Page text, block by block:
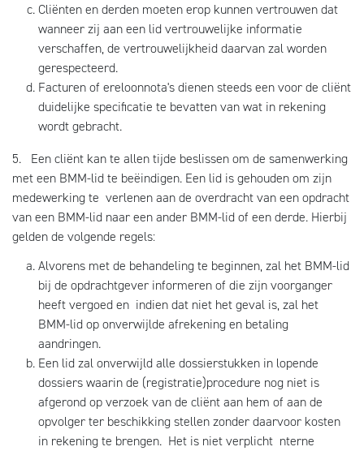
Cliënten en derden moeten erop kunnen vertrouwen dat
wanneer zij aan een lid vertrouwelijke informatie
verschaffen, de vertrouwelijkheid daarvan zal worden
gerespecteerd.
Facturen of ereloonnota's dienen steeds een voor de cliënt
duidelijke specificatie te bevatten van wat in rekening
wordt gebracht.
5. Een cliënt kan te allen tijde beslissen om de samenwerking
met een BMM-lid te beëindigen. Een lid is gehouden om zijn
medewerking te verlenen aan de overdracht van een opdracht
van een BMM-lid naar een ander BMM-lid of een derde. Hierbij
gelden de volgende regels:
Alvorens met de behandeling te beginnen, zal het BMM-lid
bij de opdrachtgever informeren of die zijn voorganger
heeft vergoed en indien dat niet het geval is, zal het
BMM-lid op onverwijlde afrekening en betaling
aandringen.
Een lid zal onverwijld alle dossierstukken in lopende
dossiers waarin de (registratie)procedure nog niet is
afgerond op verzoek van de cliënt aan hem of aan de
opvolger ter beschikking stellen zonder daarvoor kosten
in rekening te brengen. Het is niet verplicht nterne